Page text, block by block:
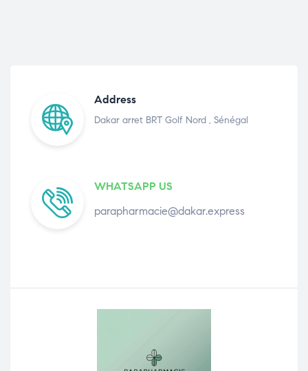
Address
Dakar arret BRT Golf Nord , Sénégal
WHATSAPP US
parapharmacie@dakar.express